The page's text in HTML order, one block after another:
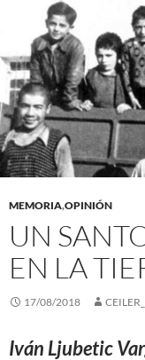
MEMORIA,OPINIÓN
UN
EN LA
17/08/2018
Iván Ljubetic